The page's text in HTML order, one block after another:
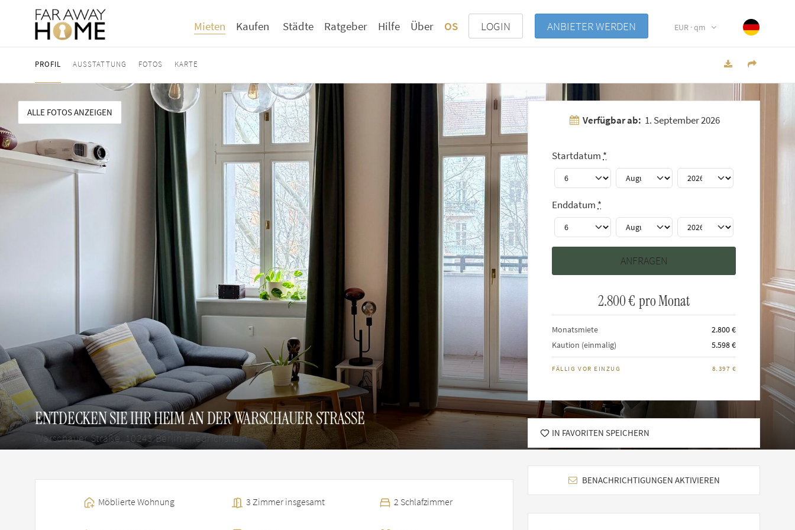
Mieten Kaufen Städte Ratgeber Hilfe Über OS LOGIN ANBIETER WERDEN EUR · qm
PROFIL AUSSTATTUNG FOTOS KARTE
ALLE FOTOS ANZEIGEN
ENTDECKEN SIE IHR HEIM AN DER WARSCHAUER STRASSE
Warschauer Straße, 10243 Berlin Friedrichshain
Möblierte Wohnung 3 Zimmer insgesamt 2 Schlafzimmer
Verfügbar ab: 1. September 2026
Startdatum *
Enddatum *
2.800 € pro Monat
Monatsmiete
2.800 €
Kaution (einmalig)
5.598 €
FÄLLIG VOR EINZUG 8.397 €
IN FAVORITEN SPEICHERN
BENACHRICHTIGUNGEN AKTIVIEREN